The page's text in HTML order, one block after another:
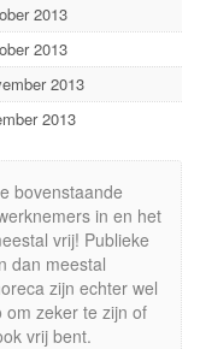
2013
2013
2013
2013
bovenstaande
in en het
vrij! Publieke
dan meestal
zijn echter wel
zeker te zijn of
vrij bent.